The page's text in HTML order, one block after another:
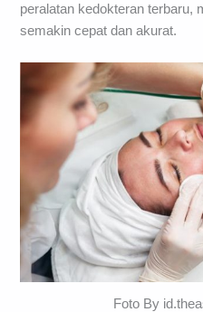
peralatan kedokteran terbaru,
semakin cepat dan akurat.
Foto By